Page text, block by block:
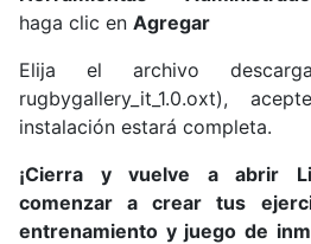
haga clic en Agregar
Elija el archivo
rugbygallery_it_1.0.oxt),
instalación estará completa.
¡Cierra y vuelve a abrir
comenzar a crear tus
entrenamiento y juego de